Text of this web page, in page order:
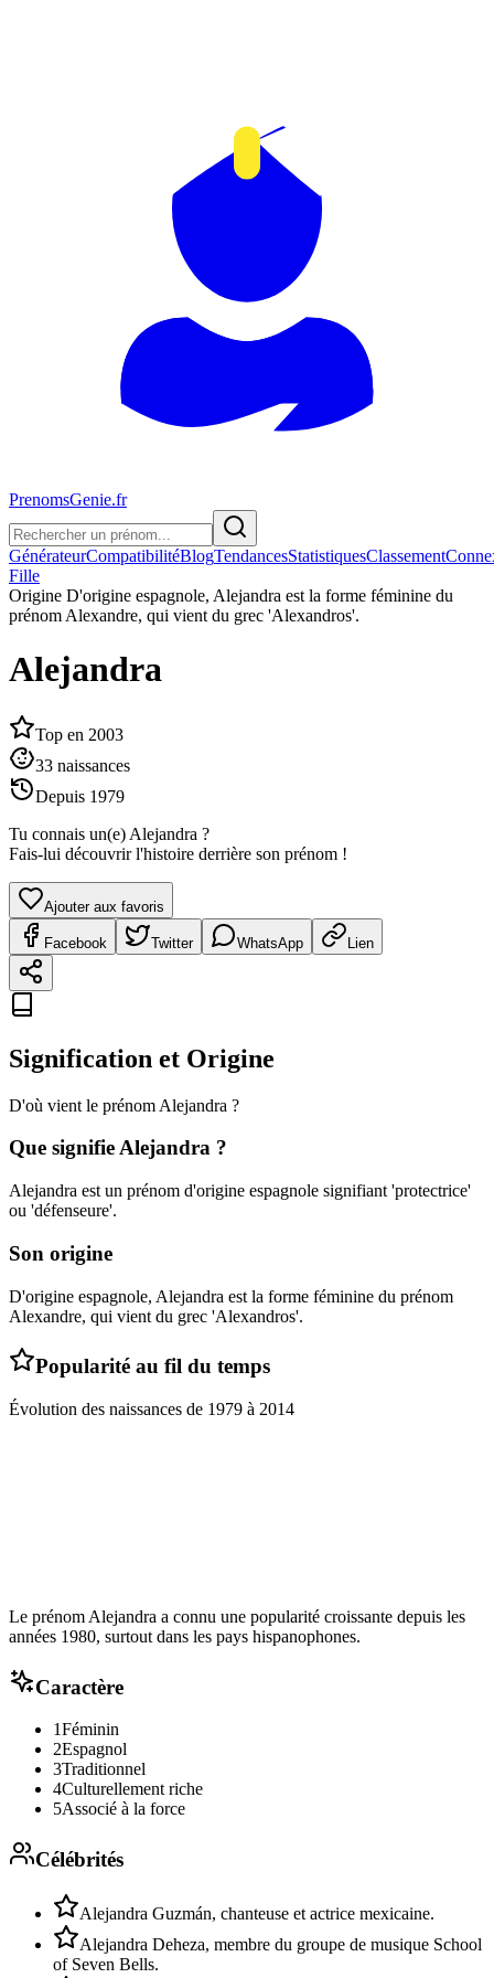
PrenomsGenie.fr
GénérateurCompatibilitéBlogTendancesStatistiquesClassement
Fille
Origine D'origine espagnole, Alejandra est la forme féminine du
prénom Alexandre, qui vient du grec 'Alexandros'.
Alejandra
Top en 2003
33 naissances
Depuis 1979
Tu connais un(e) Alejandra ?
Fais-lui découvrir l'histoire derrière son prénom !
Ajouter aux favoris
Facebook Twitter WhatsApp Lien
Signification et Origine
D'où vient le prénom Alejandra ?
Que signifieAlejandra ?
Alejandra est un prénom d'origine espagnole signifiant 'protectrice'
ou 'défenseure'.
Son origine
D'origine espagnole, Alejandra est la forme féminine du prénom
Alexandre, qui vient du grec 'Alexandros'.
Popularité au fil du temps
Évolution des naissances de 1979 à 2014
Le prénom Alejandra a connu une popularité croissante depuis les
années 1980, surtout dans les pays hispanophones.
Caractère
1Féminin
2Espagnol
3Traditionnel
4Culturellement riche
5Associé à la force
Célébrités
Alejandra Guzmán, chanteuse et actrice mexicaine.
Alejandra Deheza, membre du groupe de musique School
of Seven Bells.